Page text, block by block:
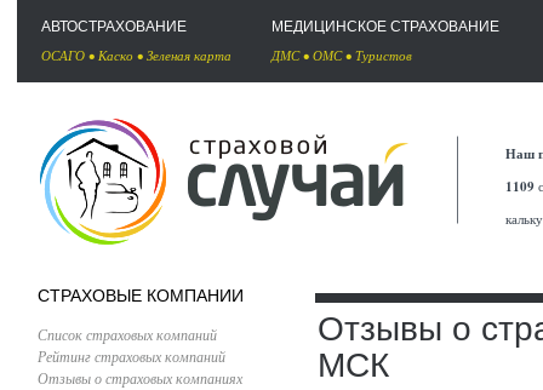
АВТОСТРАХОВАНИЕ
ОСАГО • Каско • Зеленая карта
МЕДИЦИНСКОЕ СТРАХОВАНИЕ
ДМС• ОМС• Туристов
Наш
1109
СТРАХОВЫЕ КОМПАНИИ
Список страховых компаний
Рейтинг страховых компаний
Отзывы о страховых компаниях
Отзывы о
МСК